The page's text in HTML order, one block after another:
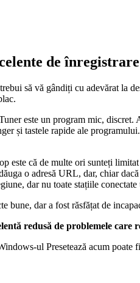
de înregistrare
să vă gândiți cu adevărat la
este un program mic, discret.
și tastele rapide ale programului.
este că de multe ori sunteți
o adresă URL, dar, chiar
dar nu toate stațiile conectate
bune, dar a fost răsfățat de
redusă de problemele care
ul Presetează acum poate